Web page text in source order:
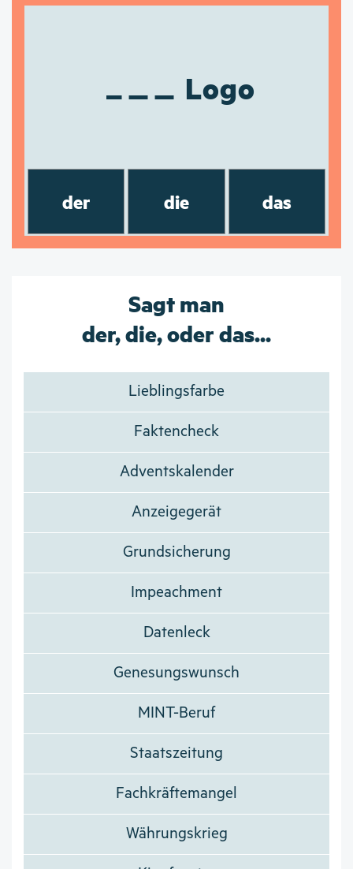
Logo
der die das
Sagt man
der, die, oder das...
Lieblingsfarbe
Faktencheck
Adventskalender
Anzeigegerät
Grundsicherung
Impeachment
Datenleck
Genesungswunsch
MINT-Beruf
Staatszeitung
Fachkräftemangel
Währungskrieg